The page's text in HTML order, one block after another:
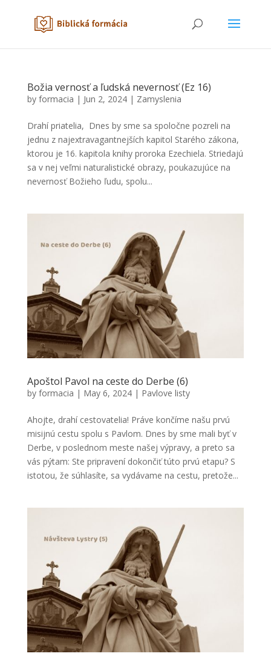
Božia vernosť a ľudská nevernosť (Ez 16)
by formacia | Jun 2, 2024| Zamyslenia
Drahí priatelia, Dnes by sme sa spoločne pozreli na
jednu z najextravagantnejších kapitol Starého zákona,
ktorou je 16. kapitola knihy proroka Ezechiela. Striedajú
sa v nej veľmi naturalistické obrazy, poukazujúce na
nevernosť Božieho ľudu, spolu...
Apoštol Pavol na ceste do Derbe (6)
by formacia | May 6, 2024| Pavlove listy
Ahojte, drahí cestovatelia! Práve končíme našu prvú
misijnú cestu spolu s Pavlom. Dnes by sme mali byť v
Derbe, v poslednom meste našej výpravy, a preto sa
vás pýtam: Ste pripravení dokončiť túto prvú etapu? S
istotou, že súhlasíte, sa vydávame na cestu, pretože...